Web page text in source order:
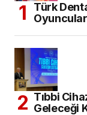
Türk
Tıbbi
Geleceği